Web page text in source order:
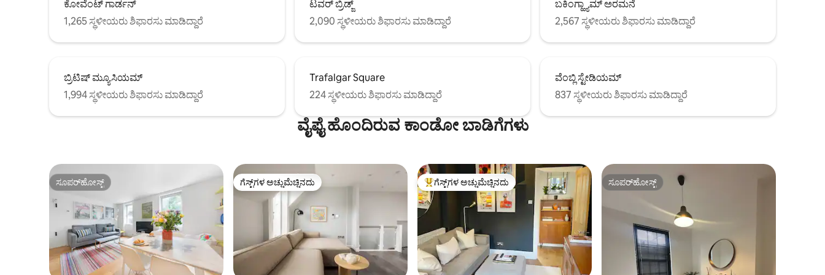
ಕೋವೆಂಟ್ ಗಾರ್ಡನ್
1,265 ಸ್ಥಳೀಯರು ಶಿಫಾರಸು ಮಾಡಿದ್ದಾರೆ
ಟವರ್ ಬ್ರಿಡ್ಜ್
2,090 ಸ್ಥಳೀಯರು ಶಿಫಾರಸು ಮಾಡಿದ್ದಾರೆ
ಬಕಿಂಗ್ಹ್ಯಾಮ್ ಅರಮನೆ
2,567 ಸ್ಥಳೀಯರು ಶಿಫಾರಸು ಮಾಡಿದ್ದಾರೆ
ಬ್ರಿಟಿಷ್ ಮ್ಯೂಸಿಯಮ್
1,994 ಸ್ಥಳೀಯರು ಶಿಫಾರಸು ಮಾಡಿದ್ದಾರೆ
Trafalgar Square
224 ಸ್ಥಳೀಯರು ಶಿಫಾರಸು ಮಾಡಿದ್ದಾರೆ
ವೆಂಬ್ಲಿ ಸ್ಟೇಡಿಯಮ್
837 ಸ್ಥಳೀಯರು ಶಿಫಾರಸು ಮಾಡಿದ್ದಾರೆ
ವೈಫೈ ಹೊಂದಿರುವ ಕಾಂಡೋ ಬಾಡಿಗೆಗಳು
ಸೂಪರ್‌ಹೋಸ್ಟ್
ಸೂಪರ್‌ಹೋಸ್ಟ್ ಗೆಸ್ಟ್‌ಗಳ ಅಚ್ಚುಮೆಚ್ಚಿನದು
ಗೆಸ್ಟ್‌ಗಳ ಅಚ್ಚುಮೆಚ್ಚಿನದು ಗೆಸ್ಟ್‌ಗಳಿಗೆ ಅತಿ ಹೆಚ್ಚು ಅಚ್ಚುಮೆಚ್ಚಿನದು
ಗೆಸ್ಟ್‌ಗಳ ಅಚ್ಚುಮೆಚ್ಚಿನದು ಸೂಪರ್‌ಹೋಸ್ಟ್
ಸೂಪರ್‌ಹೋಸ್ಟ್